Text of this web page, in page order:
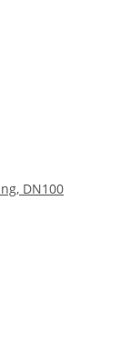
DN100